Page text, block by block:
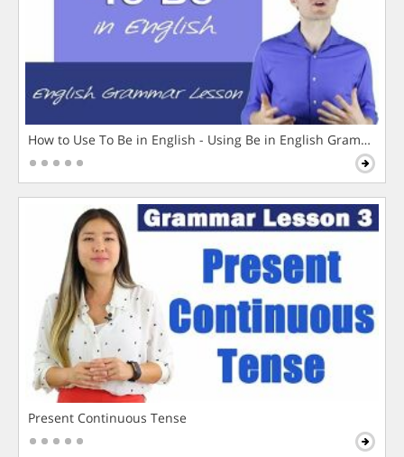
How to Use To Be in English - Using Be in English Grammar
Present Continuous Tense